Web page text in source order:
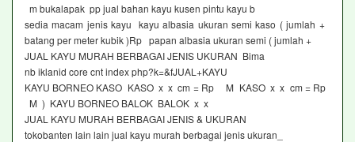
m bukalapak pp jual bahan kayu kusen pintu kayu b
sedia macam jenis kayu kayu albasia ukuran semi kaso ( jumlah +
batang per meter kubik )Rp papan albasia ukuran semi ( jumlah +
JUAL KAYU MURAH BERBAGAI JENIS UKURAN Bima
nb iklanid core cnt index php?k=&fJUAL+KAYU
KAYU BORNEO KASO KASO x x cm = Rp M KASO x x cm = Rp
M ) KAYU BORNEO BALOK BALOK x x
JUAL KAYU MURAH BERBAGAI JENIS & UKURAN
tokobanten lain lain jual kayu murah berbagai jenis ukuran_